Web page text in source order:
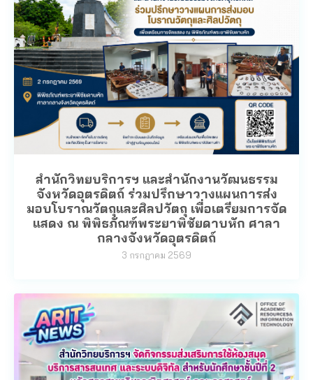
สำนักวิทยบริการฯ และสำนักงานวัฒนธรรม
จังหวัดอุตรดิตถ์ ร่วมปรึกษาวางแผนการส่ง
มอบโบราณวัตถุและศิลปวัตถุ เพื่อเตรียมการจัด
แสดง ณ พิพิธภัณฑ์พระยาพิชัยดาบหัก ศาลา
กลางจังหวัดอุตรดิตถ์
3 กรกฎาคม 2569